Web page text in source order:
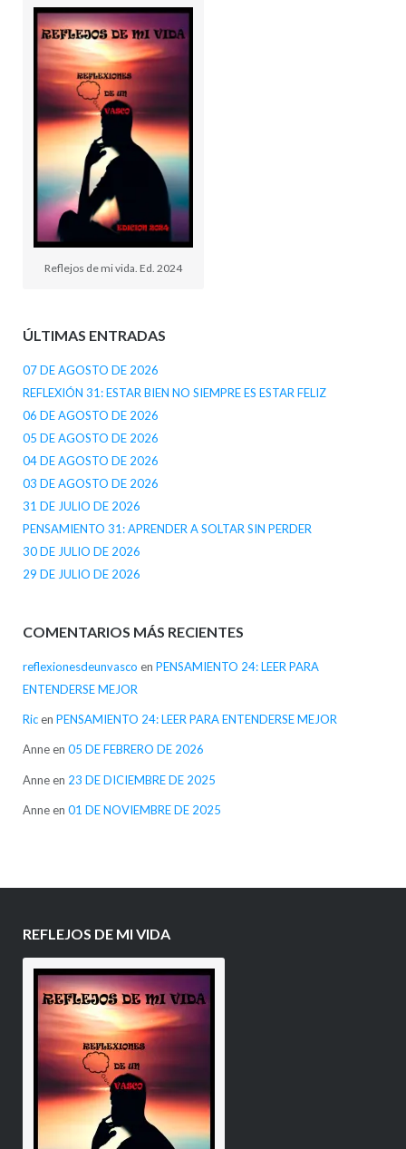
Reflejos de mi vida. Ed. 2024
ÚLTIMAS ENTRADAS
07 DE AGOSTO DE 2026
REFLEXIÓN 31: ESTAR BIEN NO SIEMPRE ES ESTAR FELIZ
06 DE AGOSTO DE 2026
05 DE AGOSTO DE 2026
04 DE AGOSTO DE 2026
03 DE AGOSTO DE 2026
31 DE JULIO DE 2026
PENSAMIENTO 31: APRENDER A SOLTAR SIN PERDER
30 DE JULIO DE 2026
29 DE JULIO DE 2026
COMENTARIOS MÁS RECIENTES
reflexionesdeunvasco en PENSAMIENTO 24: LEER PARA
ENTENDERSE MEJOR
Ricen PENSAMIENTO 24: LEER PARA ENTENDERSE MEJOR
Anneen 05 DE FEBRERO DE 2026
Anneen 23 DE DICIEMBRE DE 2025
Anneen 01 DE NOVIEMBRE DE 2025
REFLEJOS DE MI VIDA